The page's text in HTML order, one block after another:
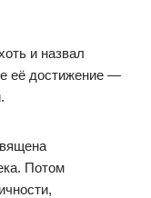
и назвал
её достижение —
Потом